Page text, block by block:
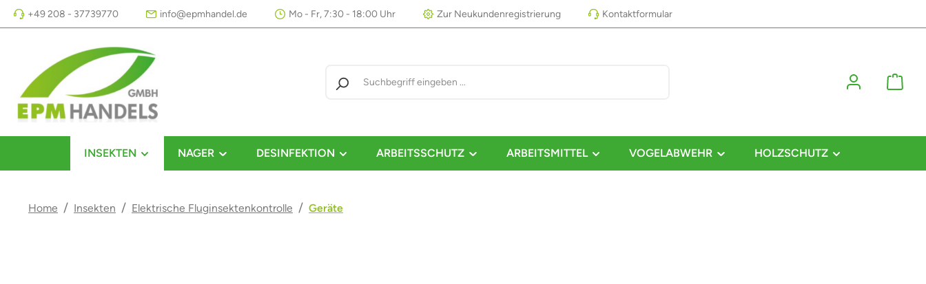
Hauptinhalt springen
Zur Suche springen
Zur Hauptnavigation springen
+49 208 - 37739770 info@epmhandel.de Mo - Fr, 7:30 - 18:00 Uhr Zur Neukundenregistrierung Kontaktformular
INSEKTEN NAGER DESINFEKTION ARBEITSSCHUTZ ARBEITSMITTEL VOGELABWEHR HOLZSCHUTZ
Home / Insekten / Elektrische Fluginsektenkontrolle / Geräte